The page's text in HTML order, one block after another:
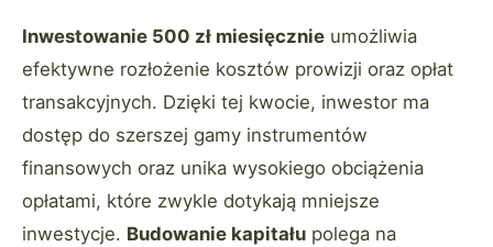
Inwestowanie 500 zł miesięcznie umożliwia
efektywne rozłożenie kosztów prowizji oraz opłat
transakcyjnych. Dzięki tej kwocie, inwestor ma
dostęp do szerszej gamy instrumentów
finansowych oraz unika wysokiego obciążenia
opłatami, które zwykle dotykają mniejsze
inwestycje. Budowanie kapitału polega na